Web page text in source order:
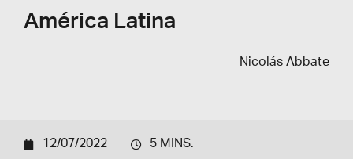
América Latina
Nicolás Abbate
12/07/2022 5 MINS.